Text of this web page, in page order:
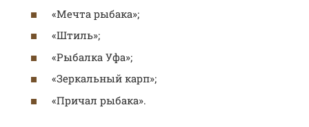
«Мечта рыбака»;
«Штиль»;
«Рыбалка Уфа»;
«Зеркальный карп»;
«Причал рыбака».